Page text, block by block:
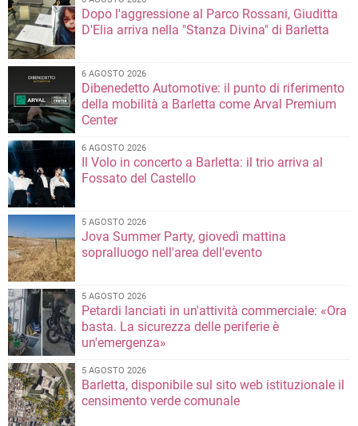
Dopo l'aggressione al Parco Rossani, Giuditta
D'Elia arriva nella "Stanza Divina" di Barletta
6 AGOSTO 2026
Dibenedetto Automotive: il punto di riferimento
della mobilità a Barletta come Arval Premium
Center
6 AGOSTO 2026
Il Volo in concerto a Barletta: il trio arriva al
Fossato del Castello
5 AGOSTO 2026
Jova Summer Party, giovedì mattina
sopralluogo nell'area dell'evento
5 AGOSTO 2026
Petardi lanciati in un'attività commerciale: «Ora
basta. La sicurezza delle periferie è
un'emergenza»
5 AGOSTO 2026
Barletta, disponibile sul sito web istituzionale il
censimento verde comunale